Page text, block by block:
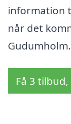
information
når det
Gudumholm.
Få 3